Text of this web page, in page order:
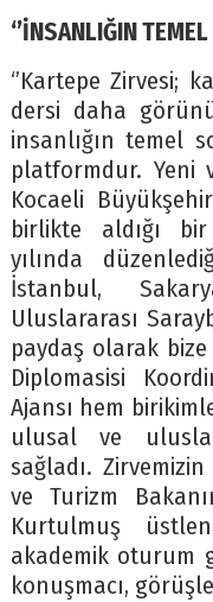
‘’İNSANLIĞIN
‘’Kartepe Zirvesi;
dersi daha
insanlığın temel
platformdur. Yeni
Kocaeli
birlikte aldığı
yılında
İstanbul,
Uluslararası
paydaş olarak
Diplomasisi
Ajansı hem
ulusal ve
sağladı.
ve Turizm
Kurtulmuş
akademik oturum
konuşmacı,